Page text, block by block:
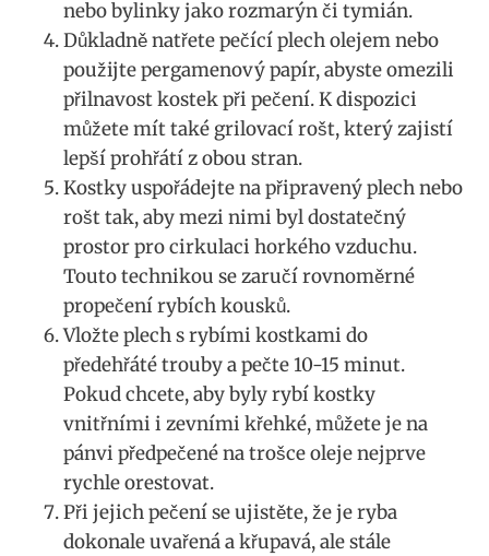
nebo bylinky jako rozmarýn či tymián.
Důkladně natřete pečící plech olejem nebo
použijte pergamenový papír, abyste omezili
přilnavost kostek při pečení. K dispozici
můžete mít také grilovací rošt, který zajistí
lepší prohřátí z obou stran.
Kostky uspořádejte na připravený plech nebo
rošt tak, aby mezi nimi byl dostatečný
prostor pro cirkulaci horkého vzduchu.
Touto technikou se zaručí rovnoměrné
propečení rybích kousků.
Vložte plech s rybími kostkami do
předehřáté trouby a pečte 10-15 minut.
Pokud chcete, aby byly rybí kostky
vnitřními i zevními křehké, můžete je na
pánvi předpečené na trošce oleje nejprve
rychle orestovat.
Při jejich pečení se ujistěte, že je ryba
dokonale uvařená a křupavá, ale stále